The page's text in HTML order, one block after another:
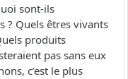
sont-ils
? Quels êtres vivants
produits
pas sans eux
c’est le plus